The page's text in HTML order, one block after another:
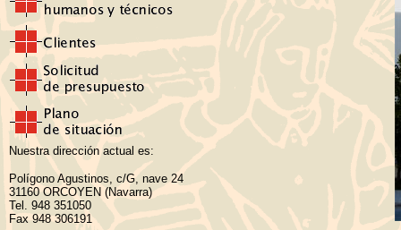
Nuestra dirección actual es:
Polígono Agustinos, c/G, nave 24
31160 ORCOYEN (Navarra)
Tel. 948 351050
Fax 948 306191